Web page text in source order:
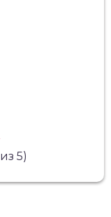
из 5)